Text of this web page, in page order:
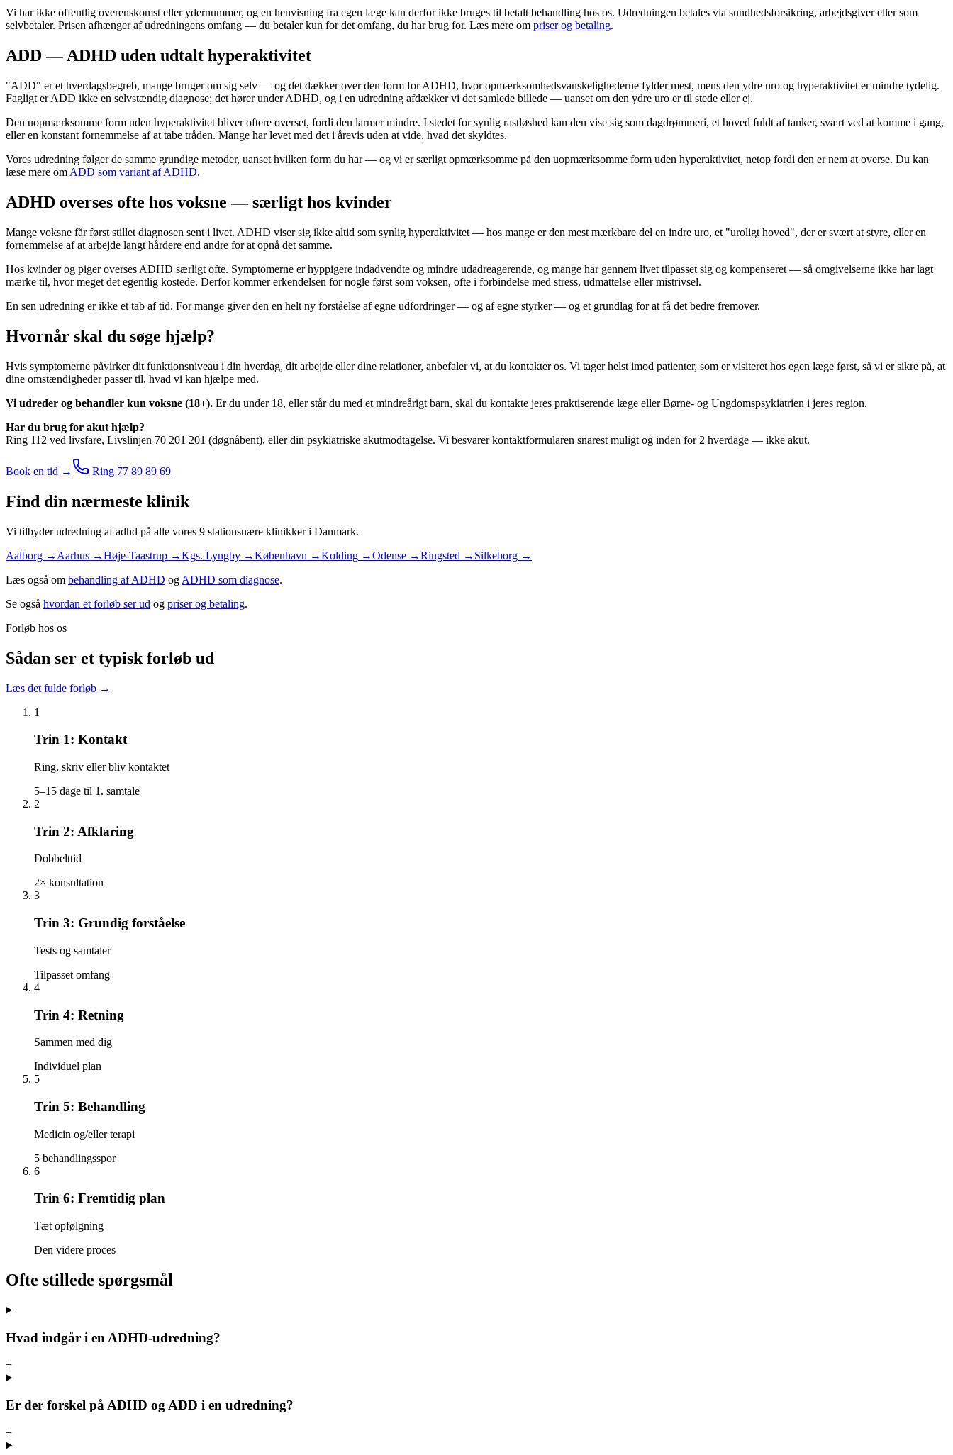
Vi har ikke offentlig overenskomst eller ydernummer, og en henvisning fra egen læge kan derfor ikke bruges til betalt behandling hos os. Udredningen betales via sundhedsforsikring, arbejdsgiver eller som
selvbetaler. Prisen afhænger af udredningens omfang — du betaler kun for det omfang, du har brug for. Læs mere om priser og betaling.
ADD — ADHD uden udtalt hyperaktivitet
"ADD" er et hverdagsbegreb, mange bruger om sig selv — og det dækker over den form for ADHD, hvor opmærksomhedsvanskelighederne fylder mest, mens den ydre uro og hyperaktivitet er mindre tydelig.
Fagligt er ADD ikke en selvstændig diagnose; det hører under ADHD, og i en udredning afdækker vi det samlede billede — uanset om den ydre uro er til stede eller ej.
Den uopmærksomme form uden hyperaktivitet bliver oftere overset, fordi den larmer mindre. I stedet for synlig rastløshed kan den vise sig som dagdrømmeri, et hoved fuldt af tanker, svært ved at komme i gang,
eller en konstant fornemmelse af at tabe tråden. Mange har levet med det i årevis uden at vide, hvad det skyldtes.
Vores udredning følger de samme grundige metoder, uanset hvilken form du har — og vi er særligt opmærksomme på den uopmærksomme form uden hyperaktivitet, netop fordi den er nem at overse. Du kan
læse mere om ADD som variant af ADHD.
ADHD overses ofte hos voksne — særligt hos kvinder
Mange voksne får først stillet diagnosen sent i livet. ADHD viser sig ikke altid som synlig hyperaktivitet — hos mange er den mest mærkbare del en indre uro, et "uroligt hoved", der er svært at styre, eller en
fornemmelse af at arbejde langt hårdere end andre for at opnå det samme.
Hos kvinder og piger overses ADHD særligt ofte. Symptomerne er hyppigere indadvendte og mindre udadreagerende, og mange har gennem livet tilpasset sig og kompenseret — så omgivelserne ikke har lagt
mærke til, hvor meget det egentlig kostede. Derfor kommer erkendelsen for nogle først som voksen, ofte i forbindelse med stress, udmattelse eller mistrivsel.
En sen udredning er ikke et tab af tid. For mange giver den en helt ny forståelse af egne udfordringer — og af egne styrker — og et grundlag for at få det bedre fremover.
Hvornår skal du søge hjælp?
Hvis symptomerne påvirker dit funktionsniveau i din hverdag, dit arbejde eller dine relationer, anbefaler vi, at du kontakter os. Vi tager helst imod patienter, som er visiteret hos egen læge først, så vi er sikre på, at
dine omstændigheder passer til, hvad vi kan hjælpe med.
Vi udreder og behandler kun voksne (18+). Er du under 18, eller står du med et mindreårigt barn, skal du kontakte jeres praktiserende læge eller Børne- og Ungdomspsykiatrien i jeres region.
Har du brug for akut hjælp?
Ring 112 ved livsfare, Livslinjen 70 201 201 (døgnåbent), eller din psykiatriske akutmodtagelse. Vi besvarer kontaktformularen snarest muligt og inden for 2 hverdage — ikke akut.
Book en tid → Ring 77 89 89 69
Find din nærmeste klinik
Vi tilbyderudredning af adhd på alle vores 9 stationsnære klinikker i Danmark.
Aalborg → Aarhus →Høje-Taastrup →Kgs. Lyngby →København →Kolding →Odense →Ringsted → Silkeborg →
Læs også om behandling afADHD og ADHD som diagnose.
Se også hvordan et forløb ser ud og priser og betaling.
Forløb hos os
Sådan ser et typisk forløb ud
Læs det fulde forløb →
1
Trin 1: Kontakt
Ring, skriv eller bliv kontaktet
5–15 dage til 1. samtale
2
Trin 2: Afklaring
Dobbelttid
2× konsultation
3
Trin 3: Grundig forståelse
Tests og samtaler
Tilpasset omfang
4
Trin 4: Retning
Sammen med dig
Individuel plan
5
Trin 5: Behandling
Medicin og/eller terapi
5 behandlingsspor
6
Trin 6: Fremtidig plan
Tæt opfølgning
Den videre proces
Ofte stillede spørgsmål
Hvad indgår i en ADHD-udredning?
+
Er der forskel på ADHD og ADD i en udredning?
+